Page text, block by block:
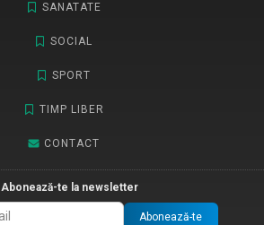
SANATATE
SOCIAL
SPORT
TIMP LIBER
CONTACT
Abonează-te la newsletter
Abonează-te